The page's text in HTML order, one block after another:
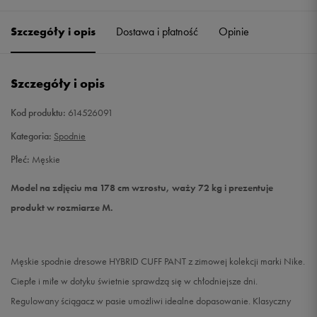
S Powiadom o dostępności
XL Powiadom o dostępności
XXXL Powiadom o dostępności
Szczegóły i opis Dostawa i płatność Opinie
Szczegóły i opis
Kod produktu: 614526091
Kategoria: Spodnie
Płeć: Męskie
Model na zdjęciu ma 178 cm wzrostu, waży 72 kg i prezentuje
produkt w rozmiarze M.
Męskie spodnie dresowe HYBRID CUFF PANT z zimowej kolekcji marki Nike.
Ciepłe i miłe w dotyku świetnie sprawdzą się w chłodniejsze dni.
Regulowany ściągacz w pasie umożliwi idealne dopasowanie. Klasyczny